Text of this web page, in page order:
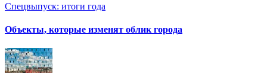
Спецвыпуск: итоги года
Объекты, которые изменят облик города